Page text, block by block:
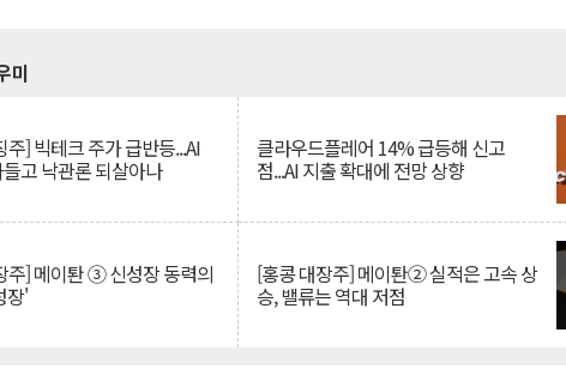
미
주] 빅테크 주가 급반등...AI
고 낙관론 되살아나
클라우드플레어 14% 급등해 신고
점...AI 지출 확대에 전망 상향
주] 메이퇀 ③ 신성장 동력의
장'
[홍콩 대장주] 메이퇀② 실적은 고속 상
승, 밸류는 역대 저점